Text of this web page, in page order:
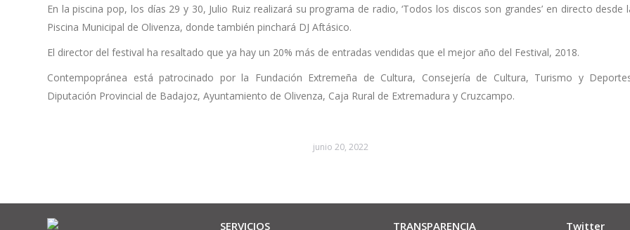
En la piscina pop, los días 29 y 30, Julio Ruiz realizará su programa de radio, ‘Todos los discos son grandes’ en directo desde
Piscina Municipal de Olivenza, donde también pinchará DJ Aftásico.
El director del festival ha resaltado que ya hay un 20% más de entradas vendidas que el mejor año del Festival, 2018.
Contempopránea está patrocinado por la Fundación Extremeña de Cultura, Consejería de Cultura, Turismo y
Diputación Provincial de Badajoz, Ayuntamiento de Olivenza, Caja Rural de Extremadura y Cruzcampo.
junio 20, 2022
SERVICIOS TRANSPARENCIA Twitter